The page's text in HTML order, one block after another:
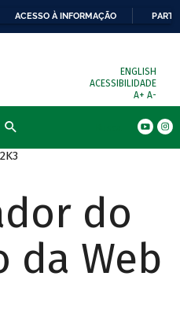
ACESSO À INFORMAÇÃO
ENGLISH
ACESSIBILIDADE
A+ A-
do
da Web